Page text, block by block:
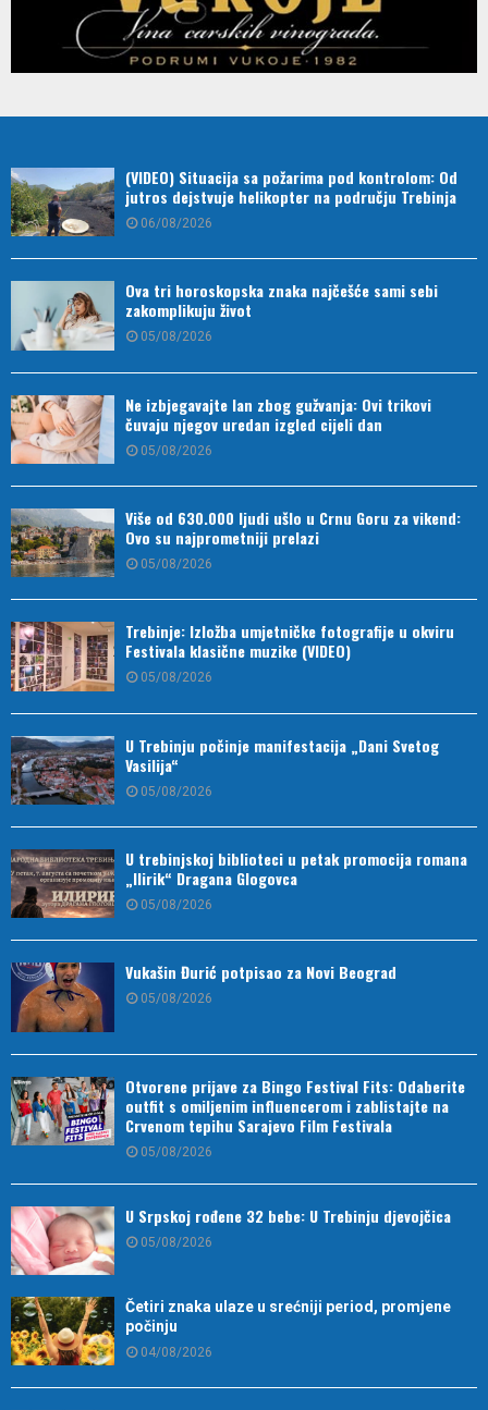
(VIDEO) Situacija sa požarima pod kontrolom: Od
jutros dejstvuje helikopter na području Trebinja
06/08/2026
Ova tri horoskopska znaka najčešće sami sebi
zakomplikuju život
05/08/2026
Ne izbjegavajte lan zbog gužvanja: Ovi trikovi
čuvaju njegov uredan izgled cijeli dan
05/08/2026
Više od 630.000 ljudi ušlo u Crnu Goru za vikend:
Ovo su najprometniji prelazi
05/08/2026
Trebinje: Izložba umjetničke fotografije u okviru
Festivala klasične muzike (VIDEO)
05/08/2026
U Trebinju počinje manifestacija „Dani Svetog
Vasilija“
05/08/2026
U trebinjskoj biblioteci u petak promocija romana
„Ilirik“ Dragana Glogovca
05/08/2026
Vukašin Đurić potpisao za Novi Beograd
05/08/2026
Otvorene prijave za Bingo Festival Fits: Odaberite
outfit s omiljenim influencerom i zablistajte na
Crvenom tepihu Sarajevo Film Festivala
05/08/2026
U Srpskoj rođene 32 bebe: U Trebinju djevojčica
05/08/2026
Četiri znaka ulaze u srećniji period, promjene
počinju
04/08/2026